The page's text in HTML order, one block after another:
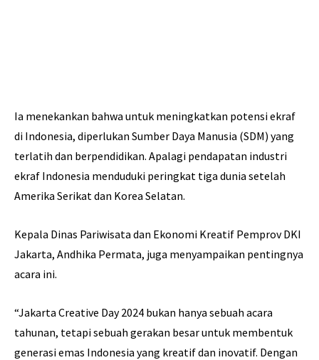
Ia menekankan bahwa untuk meningkatkan potensi ekraf
di Indonesia, diperlukan Sumber Daya Manusia (SDM) yang
terlatih dan berpendidikan. Apalagi pendapatan industri
ekraf Indonesia menduduki peringkat tiga dunia setelah
Amerika Serikat dan Korea Selatan.
Kepala Dinas Pariwisata dan Ekonomi Kreatif Pemprov DKI
Jakarta, Andhika Permata, juga menyampaikan pentingnya
acara ini.
“Jakarta Creative Day 2024 bukan hanya sebuah acara
tahunan, tetapi sebuah gerakan besar untuk membentuk
generasi emas Indonesia yang kreatif dan inovatif. Dengan